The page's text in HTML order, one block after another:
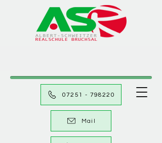
Mail
07251 - 798220